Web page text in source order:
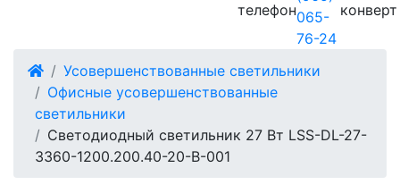
065-
76-24
Усовершенствованные светильники
Офисные усовершенствованные
светильники
Светодиодный светильник 27 Вт LSS-DL-27-
3360-1200.200.40-20-B-001